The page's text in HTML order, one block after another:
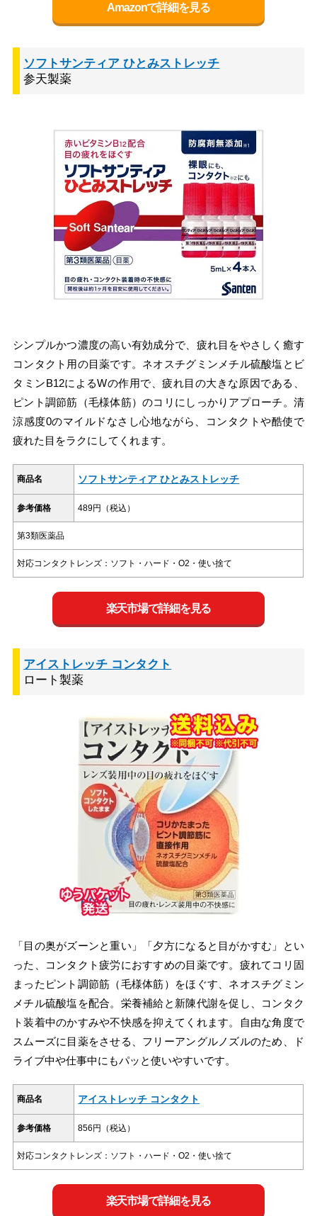
Amazonで詳細を見る
ソフトサンティア ひとみストレッチ
参天製薬
シンプルかつ濃度の高い有効成分で、疲れ目をやさしく癒す
コンタクト用の目薬です。ネオスチグミンメチル硫酸塩とビ
タミンB12によるWの作用で、疲れ目の大きな原因である、
ピント調節筋（毛様体筋）のコリにしっかりアプローチ。清
涼感度0のマイルドなさし心地ながら、コンタクトや酷使で
疲れた目をラクにしてくれます。
商品名 ソフトサンティア ひとみストレッチ
参考価格 489円（税込）
第3類医薬品
対応コンタクトレンズ：ソフト・ハード・O2・使い捨て
楽天市場で詳細を見る
アイストレッチ コンタクト
ロート製薬
「目の奥がズーンと重い」「夕方になると目がかすむ」とい
った、コンタクト疲労におすすめの目薬です。疲れてコリ固
まったピント調節筋（毛様体筋）をほぐす、ネオスチグミン
メチル硫酸塩を配合。栄養補給と新陳代謝を促し、コンタク
ト装着中のかすみや不快感を抑えてくれます。自由な角度で
スムーズに目薬をさせる、フリーアングルノズルのため、ド
ライブ中や仕事中にもパッと使いやすいです。
商品名 アイストレッチ コンタクト
参考価格 856円（税込）
対応コンタクトレンズ：ソフト・ハード・O2・使い捨て
楽天市場で詳細を見る